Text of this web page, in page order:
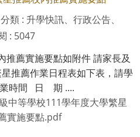
類 : 升學快訊、行政公告、
: 5047
推薦實施要點如附件 請家長及
推薦作業日程表如下表，請學
業時間 日 期 ....
中等學校111學年度大學繁星
實施要點.pdf